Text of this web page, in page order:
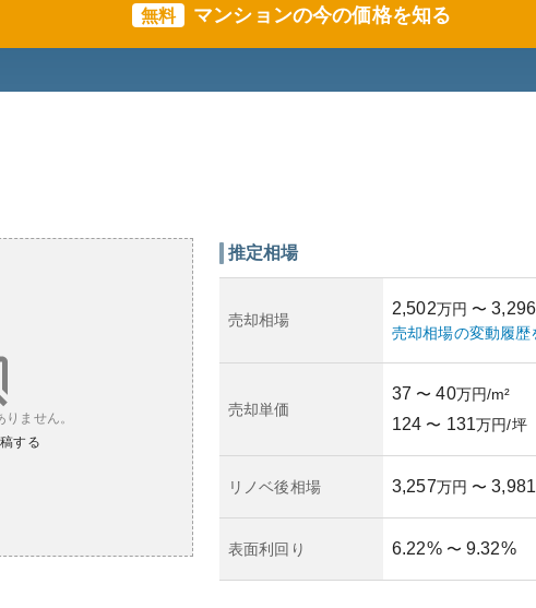
無料 マンションの今の価格を知る
ません。
する
推定相場
売却相場
2,502万円 〜 3,296
売却相場の変動履歴
売却単価
37 〜 40万円/m²
124 〜 131万円/坪
リノベ後相場 3,257万円 〜 3,981
表面利回り 6.22% 〜 9.32%